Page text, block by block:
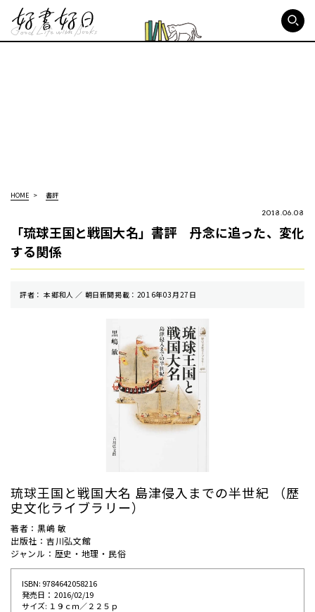
HOME 書評
2018.06.08
「琉球王国と戦国大名」書評 丹念に追った、変化
する関係
評者： 本郷和人 ／ 朝⽇新聞掲載：2016年03月27日
琉球王国と戦国大名 島津侵入までの半世紀 （歴
史文化ライブラリー）
著者：黒嶋 敏
出版社：吉川弘文館
ジャンル：歴史・地理・民俗
ISBN: 9784642058216
発売⽇： 2016/02/19
サイズ: １９ｃｍ／２２５ｐ